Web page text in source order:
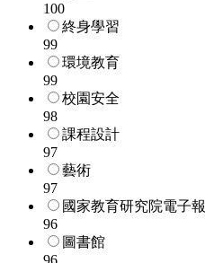
100
終身學習
99
環境教育
99
校園安全
98
課程設計
97
藝術
97
國家教育研究院電子報
96
圖書館